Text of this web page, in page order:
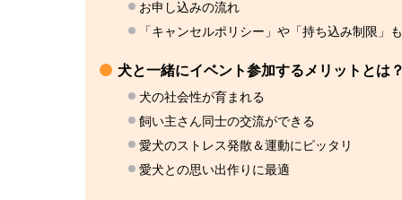
お申し込みの流れ
「キャンセルポリシー」や「持ち込み制限」
犬と一緒にイベント参加するメリットとは？
犬の社会性が育まれる
飼い主さん同士の交流ができる
愛犬のストレス発散＆運動にピッタリ
愛犬との思い出作りに最適